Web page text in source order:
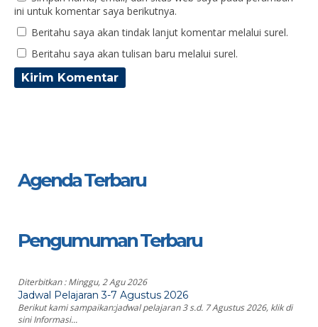
ini untuk komentar saya berikutnya.
Beritahu saya akan tindak lanjut komentar melalui surel.
Beritahu saya akan tulisan baru melalui surel.
Agenda Terbaru
Pengumuman Terbaru
Diterbitkan :Minggu, 2 Agu 2026
Jadwal Pelajaran 3-7 Agustus 2026
Berikut kami sampaikan:jadwal pelajaran 3 s.d. 7 Agustus 2026, klik di
sini Informasi...